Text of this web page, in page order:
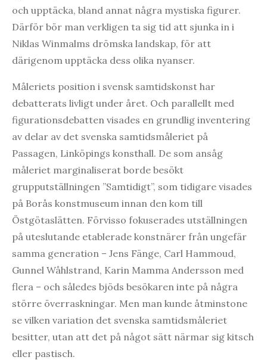
och upptäcka, bland annat några mystiska figurer.
Därför bör man verkligen ta sig tid att sjunka in i
Niklas Winmalms drömska landskap, för att
därigenom upptäcka dess olika nyanser.
Måleriets position i svensk samtidskonst har
debatterats livligt under året. Och parallellt med
figurationsdebatten visades en grundlig inventering
av delar av det svenska samtidsmåleriet på
Passagen, Linköpings konsthall. De som ansåg
måleriet marginaliserat borde besökt
grupputställningen ”Samtidigt”, som tidigare visades
på Borås konstmuseum innan den kom till
Östgötaslätten. Förvisso fokuserades utställningen
på uteslutande etablerade konstnärer från ungefär
samma generation – Jens Fänge, Carl Hammoud,
Gunnel Wåhlstrand, Karin Mamma Andersson med
flera – och således bjöds besökaren inte på några
större överraskningar. Men man kunde åtminstone
se vilken variation det svenska samtidsmåleriet
besitter, utan att det på något sätt närmar sig kitsch
eller pastisch.